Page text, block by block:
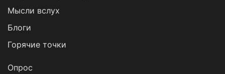
Мысли вслух
Блоги
Горячие точки
Опрос